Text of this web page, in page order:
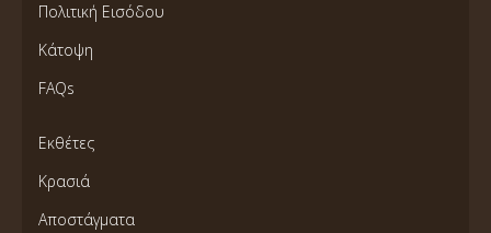
Πολιτική Εισόδου
Κάτοψη
FAQs
Εκθέτες
Κρασιά
Αποστάγματα